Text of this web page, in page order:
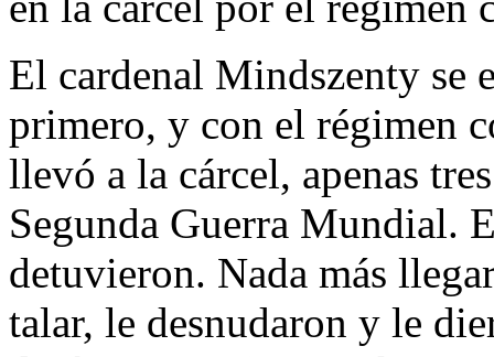
El cardenal Mindszenty se
primero, y con el régimen
llevó a la cárcel, apenas
Segunda Guerra Mundial.
detuvieron. Nada más
talar, le desnudaron y le